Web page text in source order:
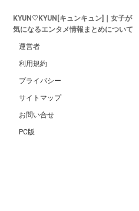
KYUN♡KYUN[キュンキュン]｜女子が
気になるエンタメ情報まとめについて
運営者
利用規約
プライバシー
サイトマップ
お問い合せ
PC版